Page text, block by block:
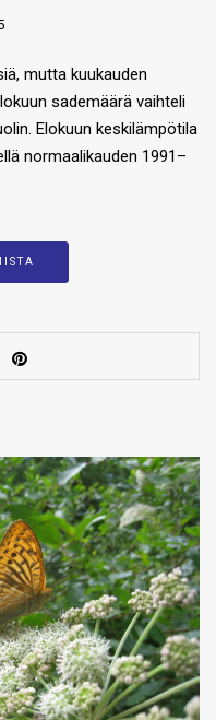
mutta kuukauden
sademäärä vaihteli
Elokuun keskilämpötila
normaalikauden 1991–